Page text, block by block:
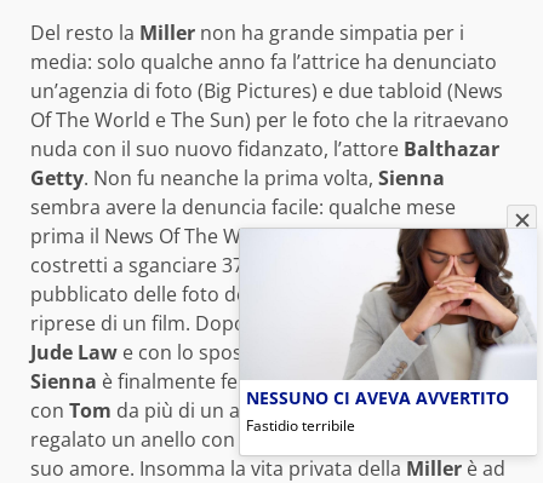
Del resto la Miller non ha grande simpatia per i
media: solo qualche anno fa l’attrice ha denunciato
un’agenzia di foto (Big Pictures) e due tabloid (News
Of The World e The Sun) per le foto che la ritraevano
nuda con il suo nuovo fidanzato, l’attore Balthazar
Getty. Non fu neanche la prima volta, Sienna
sembra avere la denuncia facile: qualche mese
prima il News Of The World e The Sun furono
costretti a sganciare 37,500 sterline per aver
pubblicato delle foto dell’attrice nuda durante le
riprese di un film. Dopo la relazione altalenante con
Jude Law e con lo sposatissimo Balthazar Getty,
Sienna è finalmente felice: sta vivendo la love story
con Tom da più di un anno.Tom le ha anche
regalato un anello con un diamante come pegno del
suo amore. Insomma la vita privata della Miller è ad
NESSUNO CI AVEVA AVVERTITO
Fastidio terribile